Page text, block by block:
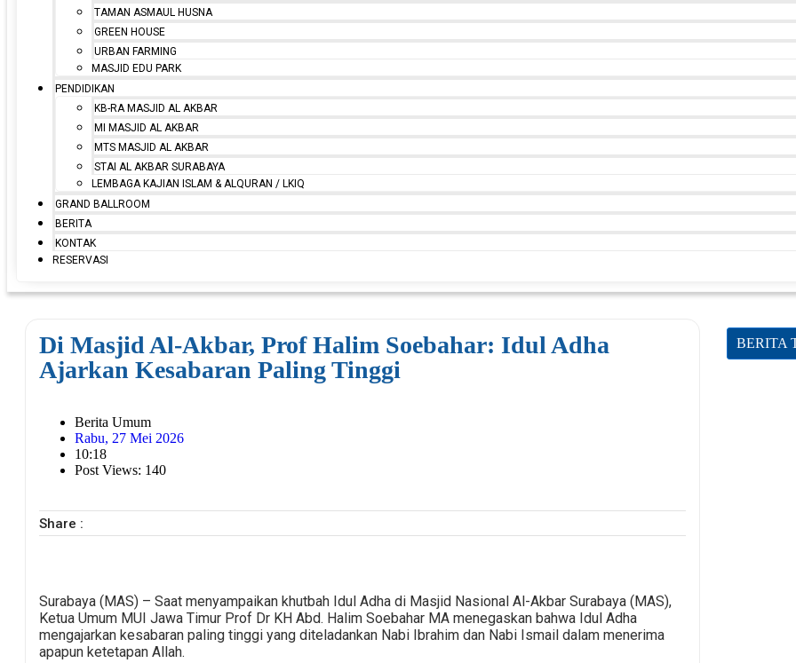
TAMAN ASMAUL HUSNA
GREEN HOUSE
URBAN FARMING
MASJID EDU PARK
PENDIDIKAN
KB-RA MASJID AL AKBAR
MI MASJID AL AKBAR
MTS MASJID AL AKBAR
STAI AL AKBAR SURABAYA
LEMBAGA KAJIAN ISLAM & ALQURAN / LKIQ
GRAND BALLROOM
BERITA
KONTAK
RESERVASI
Di Masjid Al-Akbar, Prof Halim Soebahar: Idul Adha
Ajarkan Kesabaran Paling Tinggi
Berita Umum
Rabu, 27 Mei 2026
10:18
Post Views: 140
Share :
Surabaya (MAS) – Saat menyampaikan khutbah Idul Adha di Masjid Nasional Al-Akbar Surabaya (MAS),
Ketua Umum MUI Jawa Timur Prof Dr KH Abd. Halim Soebahar MA menegaskan bahwa Idul Adha
mengajarkan kesabaran paling tinggi yang diteladankan Nabi Ibrahim dan Nabi Ismail dalam menerima
apapun ketetapan Allah.
BERITA